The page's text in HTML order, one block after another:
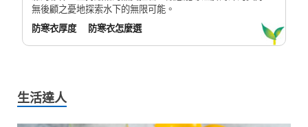
無後顧之憂地探索水下的無限可能。
防寒衣厚度
防寒衣怎麼選
生活達人